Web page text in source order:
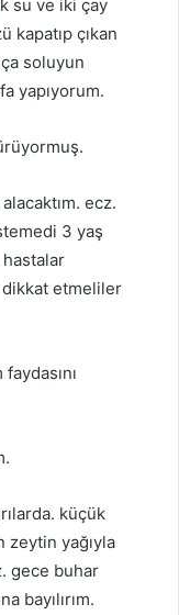
su ve iki çay
kapatıp çıkan
soluyun
yapıyorum.
alacaktım. ecz.
3 yaş
hastalar
dikkat etmeliler
küçük
zeytin yağıyla
gece buhar
bayılırım.